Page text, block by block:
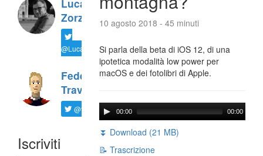
Luca
Zorzi
@LucaTNT
Federico
Travaini
@ftrava
Iscriviti
10 agosto 2018 - 45 minuti
Si parla della beta di iOS 12, di una
ipotetica modalità low power per
macOS e dei fotolibri di Apple.
00:00 00:00
⏬ Download (21 MB)
📝 Trascrizione